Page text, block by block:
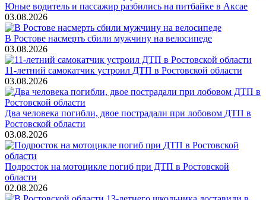
Юные водитель и пассажир разбились на питбайке в Аксае
03.08.2026
В Ростове насмерть сбили мужчину на велосипеде
03.08.2026
11-летний самокатчик устроил ДТП в Ростовской области
03.08.2026
Два человека погибли, двое пострадали при лобовом ДТП в
Ростовской области
03.08.2026
Подросток на мотоцикле погиб при ДТП в Ростовской
области
02.08.2026